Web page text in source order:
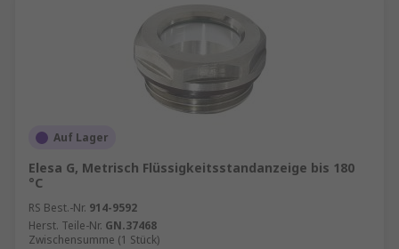
Auf Lager
Elesa G, Metrisch Flüssigkeitsstandanzeige bis 180
°C
RS Best.-Nr. 914-9592
Herst. Teile-Nr. GN.37468
Zwischensumme (1 Stück)